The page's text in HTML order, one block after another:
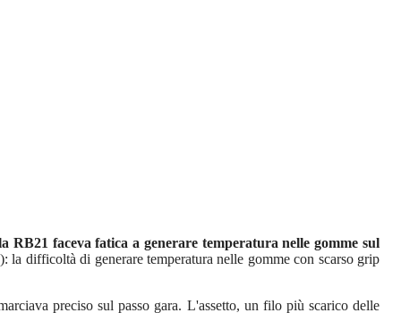
RB21 faceva fatica a generare temperatura nelle gomme sul
difficoltà di generare temperatura nelle gomme con scarso grip
preciso sul passo gara. L'assetto, un filo più scarico delle